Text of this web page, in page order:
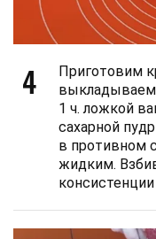
4
Приготовим
выкладываем
1 ч. ложкой
сахарной
в противном
жидким.